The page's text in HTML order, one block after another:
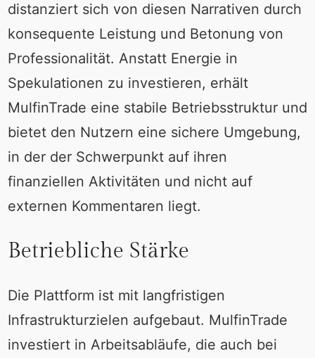
distanziert sich von diesen Narrativen durch
konsequente Leistung und Betonung von
Professionalität. Anstatt Energie in
Spekulationen zu investieren, erhält
MulfinTrade eine stabile Betriebsstruktur und
bietet den Nutzern eine sichere Umgebung,
in der der Schwerpunkt auf ihren
finanziellen Aktivitäten und nicht auf
externen Kommentaren liegt.
Betriebliche Stärke
Die Plattform ist mit langfristigen
Infrastrukturzielen aufgebaut. MulfinTrade
investiert in Arbeitsabläufe, die auch bei